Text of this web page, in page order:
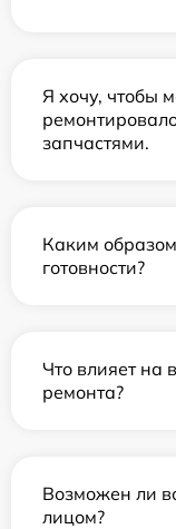
Я хочу, чтобы
запчастями.
Каким
готовности?
Что влияет на
ремонта?
Возможен ли
лицом?